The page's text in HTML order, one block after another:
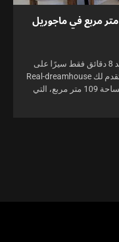
شقة رائعة مجددة بمساحة 109 متر مربع في ماجوريل
تقع في الحي الفاخر ماجوريل، على بعد 8 دقائق فقط سيرًا على
الأقدام من حديقة ماجوريل الشهيرة، تقدم لك Real-dreamhouse
هذه الشقة الرائعة المجددة بالكامل بمساحة 109 متر مربع، التي